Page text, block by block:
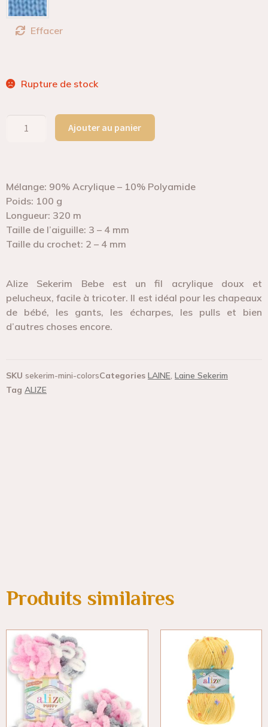
Effacer
Rupture de stock
Ajouter au panier
Mélange: 90% Acrylique – 10% Polyamide
Poids: 100 g
Longueur: 320 m
Taille de l’aiguille: 3 – 4 mm
Taille du crochet: 2 – 4 mm
Alize Sekerim Bebe est un fil acrylique doux et
pelucheux, facile à tricoter. Il est idéal pour les chapeaux
de bébé, les gants, les écharpes, les pulls et bien
d’autres choses encore.
SKU sekerim-mini-colorsCategories LAINE, Laine Sekerim
Tag ALIZE
Produits similaires